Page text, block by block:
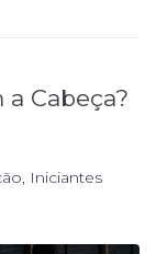
Cabeça?
, Iniciantes